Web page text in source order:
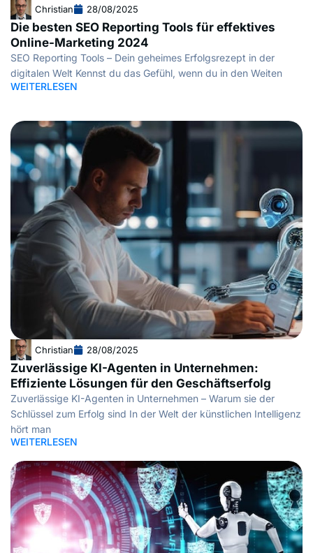
Christian 28/08/2025
Die besten SEO Reporting Tools für effektives
Online-Marketing 2024
SEO Reporting Tools – Dein geheimes Erfolgsrezept in der
digitalen Welt Kennst du das Gefühl, wenn du in den Weiten
WEITERLESEN
Christian 28/08/2025
Zuverlässige KI-Agenten in Unternehmen:
Effiziente Lösungen für den Geschäftserfolg
Zuverlässige KI-Agenten in Unternehmen – Warum sie der
Schlüssel zum Erfolg sind In der Welt der künstlichen Intelligenz
hört man
WEITERLESEN